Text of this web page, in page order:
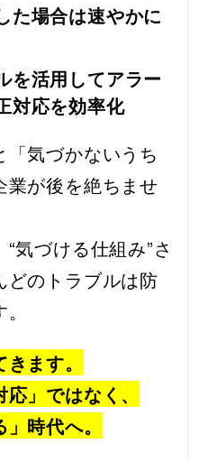
た場合は速やかに
を活用してアラー
対応を効率化
気づかないうち
業が後を絶ちませ
気づける仕組み”さ
どのトラブルは防
ます。
」ではなく、
時代へ。